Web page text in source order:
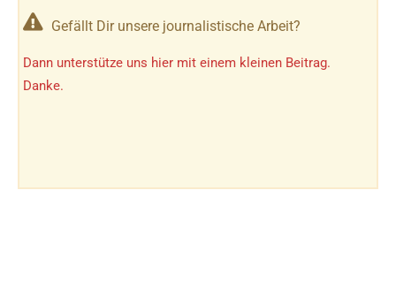
Gefällt Dir unsere journalistische Arbeit?
Dann unterstütze uns hier mit einem kleinen Beitrag.
Danke.